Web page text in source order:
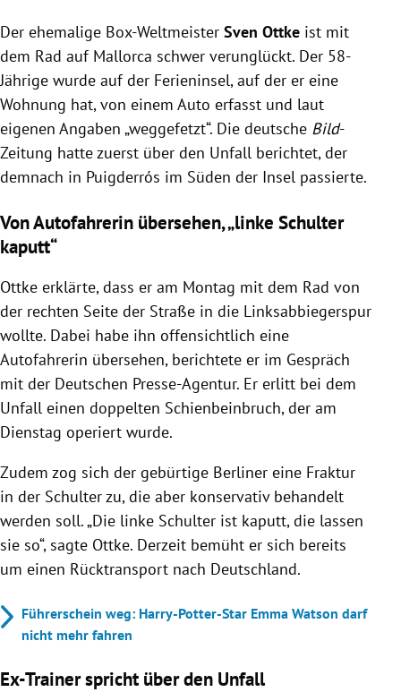
auf Mallorca einen schweren Fahrradunfall, bei dem
er von einem Auto erfasst wurde und dabei einen
doppelten Schienbeinbruch sowie eine
Schulterfraktur erlitt.
Ottke wurde offenbar übersehen, als er mit dem
Rad in die Linksabbiegerspur wechseln wollte;
aktuell bemüht er sich um einen Rücktransport
nach Deutschland.
Bild-Zeitung über Ottkes Gesundheitszustand; er
plante, ihn in der Klinik zu besuchen.
Der ehemalige Box-Weltmeister Sven Ottke ist mit
dem Rad auf Mallorca schwer verunglückt. Der 58-
Jährige wurde auf der Ferieninsel, auf der er eine
Wohnung hat, von einem Auto erfasst und laut
eigenen Angaben „weggefetzt“. Die deutsche Bild-
Zeitung hatte zuerst über den Unfall berichtet, der
demnach in Puigderrós im Süden der Insel passierte.
Von Autofahrerin übersehen, „linke Schulter
kaputt“
Ottke erklärte, dass er am Montag mit dem Rad von
der rechten Seite der Straße in die Linksabbiegerspur
wollte. Dabei habe ihn offensichtlich eine
Autofahrerin übersehen, berichtete er im Gespräch
mit der Deutschen Presse-Agentur. Er erlitt bei dem
Unfall einen doppelten Schienbeinbruch, der am
Dienstag operiert wurde.
Zudem zog sich der gebürtige Berliner eine Fraktur
in der Schulter zu, die aber konservativ behandelt
werden soll. „Die linke Schulter ist kaputt, die lassen
sie so“, sagte Ottke. Derzeit bemüht er sich bereits
um einen Rücktransport nach Deutschland.
Führerschein weg: Harry-Potter-Star Emma Watson darf
nicht mehr fahren
Ex-Trainer spricht über den Unfall